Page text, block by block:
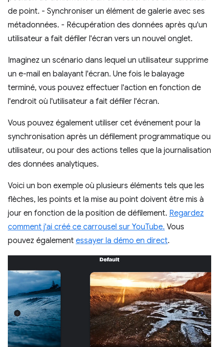
de point. - Synchroniser un élément de galerie avec ses
métadonnées. - Récupération des données après qu'un
utilisateur a fait défiler l'écran vers un nouvel onglet.
Imaginez un scénario dans lequel un utilisateur supprime
un e-mail en balayant l'écran. Une fois le balayage
terminé, vous pouvez effectuer l'action en fonction de
l'endroit où l'utilisateur a fait défiler l'écran.
Vous pouvez également utiliser cet événement pour la
synchronisation après un défilement programmatique ou
utilisateur, ou pour des actions telles que la journalisation
des données analytiques.
Voici un bon exemple où plusieurs éléments tels que les
flèches, les points et la mise au point doivent être mis à
jour en fonction de la position de défilement. Regardez
comment j'ai créé ce carrousel sur YouTube. Vous
pouvez également essayer la démo en direct.